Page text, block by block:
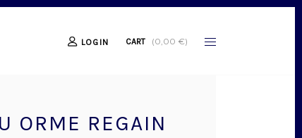
LOGIN CART (0,00 €)
ORME REGAIN